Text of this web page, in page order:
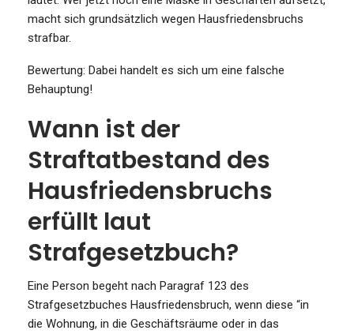
macht sich grundsätzlich wegen Hausfriedensbruchs
strafbar.
Bewertung: Dabei handelt es sich um eine falsche
Behauptung!
Wann ist der
Straftatbestand des
Hausfriedensbruchs
erfüllt laut
Strafgesetzbuch?
Eine Person begeht nach Paragraf 123 des
Strafgesetzbuches Hausfriedensbruch, wenn diese “in
die Wohnung, in die Geschäftsräume oder in das